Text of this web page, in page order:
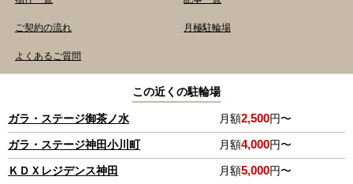
この近くの駐輪場
ガラ・ステージ御茶ノ水 月額2,500円〜
ガラ・ステージ神田小川町 月額4,000円〜
ＫＤＸレジデンス神田 月額5,000円〜
から徒歩6分 JR新宿駅から徒歩8分 西新宿自転
細は各駐輪場または管理会社にお問い合わせく
用方法 利用登録申請書の提出 利用申請書（申請
窓口で配布。新宿区 ホームページからも取り出
せます）を各申請窓口、交通対策課自転車対策
係（本庁舎7階）・特別出張所に直接お持ちくだ
さい。交通対策課では郵送申請（2月8日 消印有
ご契約の流れ
よくあるご質問
月極駐輪場
copyright© 2020 Parking Market.,ltd. All Rights Reserved.
TOP
0120-809-855
（受付時間 10:00〜18:00）